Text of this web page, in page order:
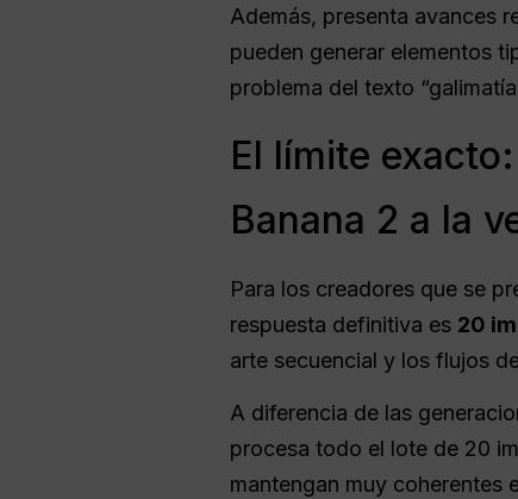
Además, presenta avances
pueden generar elementos
problema del texto
El límite
Banana 2 a la
Para los creadores que se
respuesta definitiva es 20
arte secuencial y los flujos
A diferencia de las
procesa todo el lote de 20
mantengan muy coherentes